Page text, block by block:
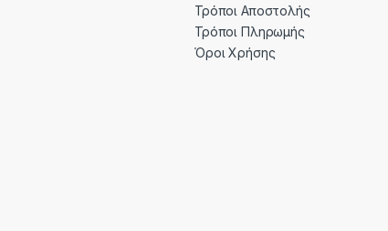
Τρόποι Αποστολής
Τρόποι Πληρωμής
Όροι Χρήσης